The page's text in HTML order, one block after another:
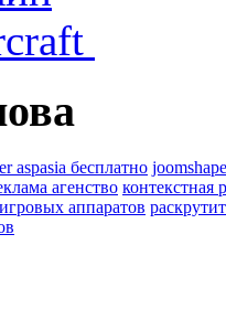
aspasia бесплатно
агенство контекстная
аппаратов